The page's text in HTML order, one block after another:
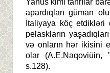
apardıqları güman
İtaliyaya köç
pelaskların
və onların hər ikisini
olar (A.E.Naqoviüin,
s.128).